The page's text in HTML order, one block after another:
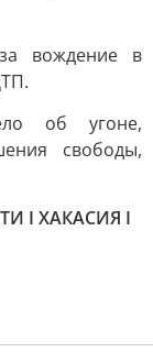
вождение в
об угоне,
свободы,
I ХАКАСИЯ I